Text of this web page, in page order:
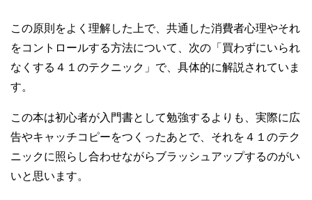
この原則をよく理解した上で、共通した消費者心理やそれ
をコントロールする方法について、次の「買わずにいられ
なくする４１のテクニック」で、具体的に解説されていま
す。
この本は初心者が入門書として勉強するよりも、実際に広
告やキャッチコピーをつくったあとで、それを４１のテク
ニックに照らし合わせながらブラッシュアップするのがい
いと思います。